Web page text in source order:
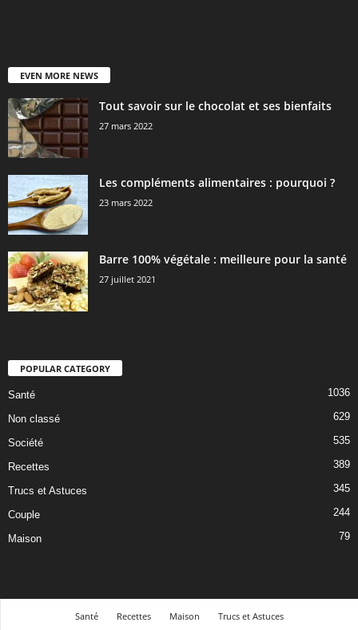
EVEN MORE NEWS
Tout savoir sur le chocolat et ses bienfaits
27 mars 2022
Les compléments alimentaires : pourquoi ?
23 mars 2022
Barre 100% végétale : meilleure pour la santé
27 juillet 2021
POPULAR CATEGORY
Santé 1036
Non classé 629
Société 535
Recettes 389
Trucs et Astuces 345
Couple 244
Maison 79
Santé Recettes Maison Trucs et Astuces